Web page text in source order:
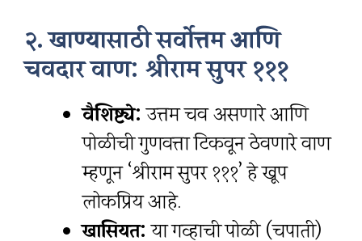
२. खाण्यासाठी सर्वोत्तम आणि
चवदार वाण: श्रीराम सुपर १११
वैशिष्ट्ये:उत्तम चव असणारे आणि
पोळीची गुणवत्ता टिकवून ठेवणारे वाण
म्हणून ‘श्रीराम सुपर १११’ हे खूप
लोकप्रिय आहे.
खासियत:या गव्हाची पोळी (चपाती)